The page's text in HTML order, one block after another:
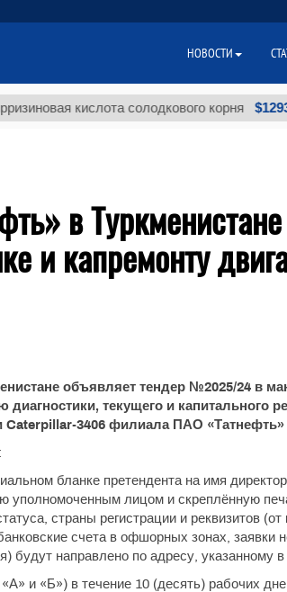
кислота солодкового корня $12935,18
в
и капремонту
объявляет тендер №2025/24 в
диагностики, текущего и капитального
Caterpillar-3406 филиала ПАО «Татнефть»
бланке претендента на имя
уполномоченным лицом и скреплённую
страны регистрации и реквизитов (от
счета в офшорных зонах, заявки
будут направлено по адресу, указанному в
и «Б») в течение 10 (десять) рабочих
НОВОСТИ